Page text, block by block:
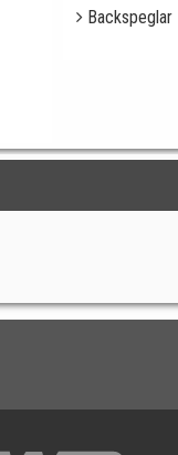
Backspeglar